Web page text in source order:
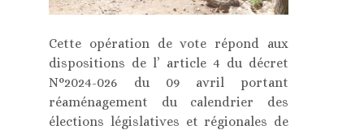
Cette opération de vote répond aux
dispositions de l’ article 4 du décret
N°2024-026 du 09 avril portant
réaménagement du calendrier des
élections législatives et régionales de